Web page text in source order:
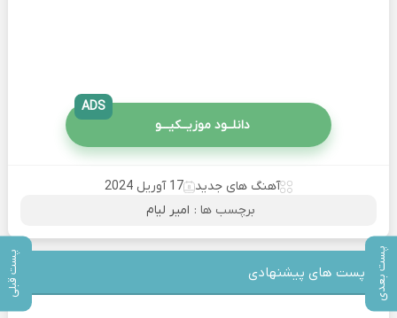
پست بعدی پست قبلی
دانلــود موزیــکیـــو
ADS
آهنگ های جدید
17 آوریل 2024
برچسب ها : امیر لیام
پست های پیشنهادی